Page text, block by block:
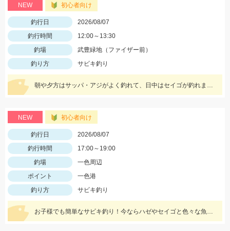
NEW 初心者向け
釣行日
2026/08/07
釣行時間
12:00～13:30
釣場
武豊緑地（ファイザー前）
釣り方
サビキ釣り
朝や夕方はサッパ・アジがよく釣れて、日中はセイゴが釣れます！
NEW 初心者向け
釣行日
2026/08/07
釣行時間
17:00～19:00
釣場
一色周辺
ポイント
一色港
釣り方
サビキ釣り
お子様でも簡単なサビキ釣り！今ならハゼやセイゴと色々な魚が一緒に狙えて楽しいです！夏休みの自由研究にもオススメ！